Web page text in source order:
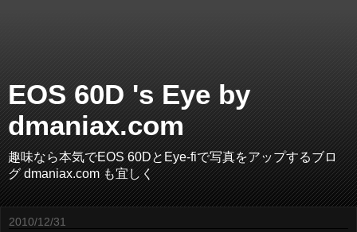
EOS 60D 's Eye by
dmaniax.com
趣味なら本気でEOS 60DとEye-fiで写真をアップするブロ
グ dmaniax.com も宜しく
2010/12/31